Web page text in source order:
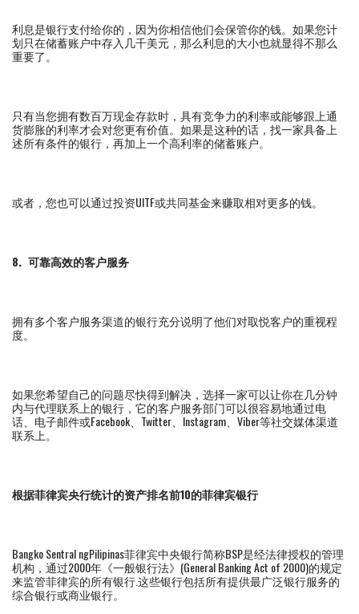
利息是银行支付给你的，因为你相信他们会保管你的钱。如果您计
划只在储蓄账户中存入几千美元，那么利息的大小也就显得不那么
重要了。
只有当您拥有数百万现金存款时，具有竞争力的利率或能够跟上通
货膨胀的利率才会对您更有价值。如果是这种的话，找一家具备上
述所有条件的银行，再加上一个高利率的储蓄账户。
或者，您也可以通过投资UITF或共同基金来赚取相对更多的钱。
8. 可靠高效的客户服务
拥有多个客户服务渠道的银行充分说明了他们对取悦客户的重视程
度。
如果您希望自己的问题尽快得到解决，选择一家可以让你在几分钟
内与代理联系上的银行，它的客户服务部门可以很容易地通过电
话、电子邮件或Facebook、Twitter、Instagram、Viber等社交媒体渠道
联系上。
根据菲律宾央行统计的资产排名前10的菲律宾银行
Bangko Sentral ngPilipinas菲律宾中央银行简称BSP是经法律授权的管理
机构，通过2000年《一般银行法》(General Banking Act of 2000)的规定
来监管菲律宾的所有银行.这些银行包括所有提供最广泛银行服务的
综合银行或商业银行。